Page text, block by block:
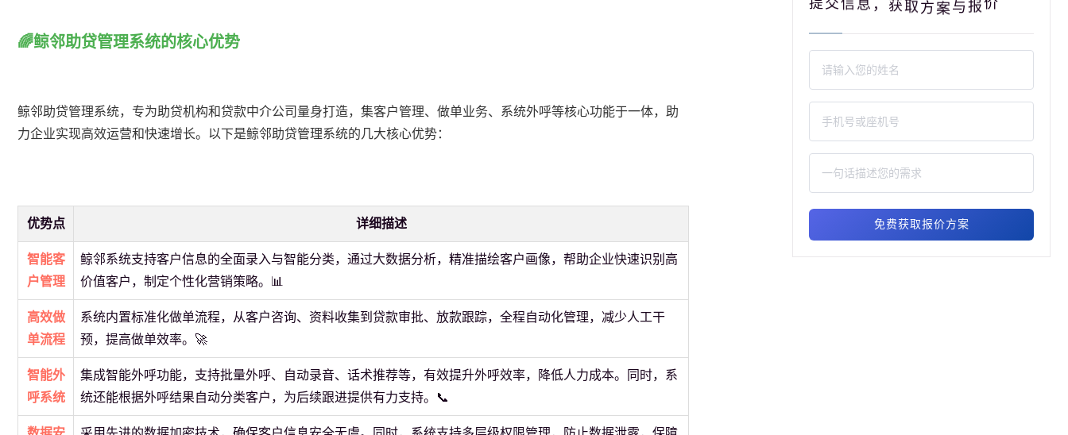
🌈鲸邻助贷管理系统的核心优势
鲸邻助贷管理系统，专为助贷机构和贷款中介公司量身打造，集客户管理、做单业务、系统外呼等核心功能于一体，助
力企业实现高效运营和快速增长。以下是鲸邻助贷管理系统的几大核心优势：
优势点 详细描述
智能客
户管理
鲸邻系统支持客户信息的全面录入与智能分类，通过大数据分析，精准描绘客户画像，帮助企业快速识别高
价值客户，制定个性化营销策略。📊
高效做
单流程
系统内置标准化做单流程，从客户咨询、资料收集到贷款审批、放款跟踪，全程自动化管理，减少人工干
预，提高做单效率。🚀
智能外
呼系统
集成智能外呼功能，支持批量外呼、自动录音、话术推荐等，有效提升外呼效率，降低人力成本。同时，系
统还能根据外呼结果自动分类客户，为后续跟进提供有力支持。📞
提 交信 息 ， 获取 方 案 与 报价
免费获取报价方案